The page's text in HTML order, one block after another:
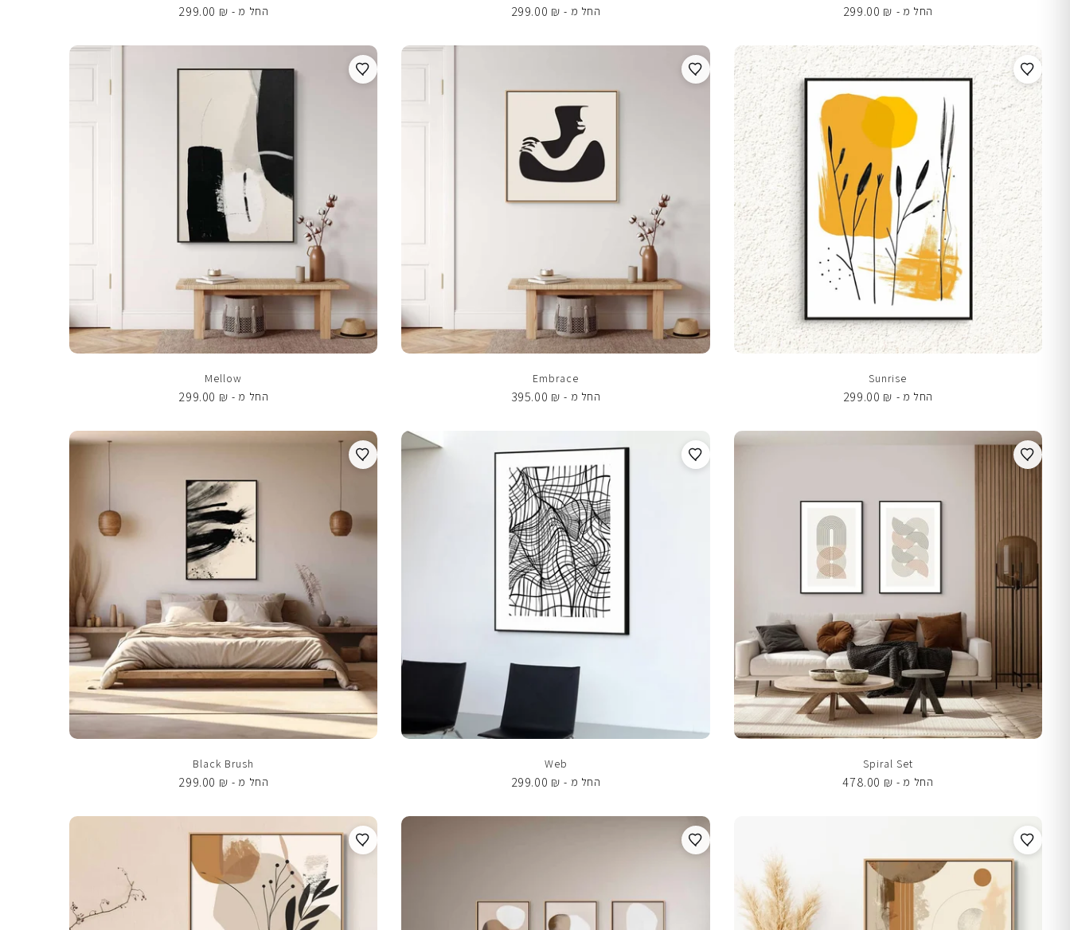
החל מ -
299.00 ₪
החל מ -
299.00 ₪
החל מ -
299.00 ₪
Sunrise
החל מ -
299.00 ₪
Embrace
החל מ -
395.00 ₪
Mellow
החל מ -
299.00 ₪
Spiral Set
החל מ -
478.00 ₪
Web
החל מ -
299.00 ₪
Black Brush
החל מ -
299.00 ₪